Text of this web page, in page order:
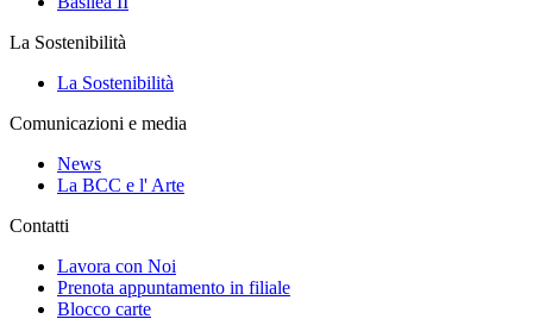
La Sostenibilità
La Sostenibilità
Comunicazioni e media
News
La BCC e l' Arte
Contatti
Lavora con Noi
Prenota appuntamento in filiale
Blocco carte